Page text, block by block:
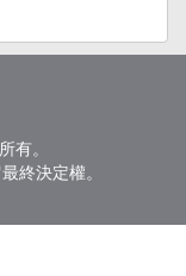
有。
終決定權。